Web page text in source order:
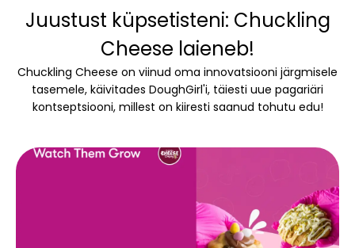
Nõuete loovutamise
tingimused
Brändide galerii
Juustust küpsetisteni: Chuckling
Cheese laieneb!
Chuckling Cheese on viinud oma innovatsiooni järgmisele
tasemele, käivitades DoughGirl'i, täiesti uue pagariäri
kontseptsiooni, millest on kiiresti saanud tohutu edu!